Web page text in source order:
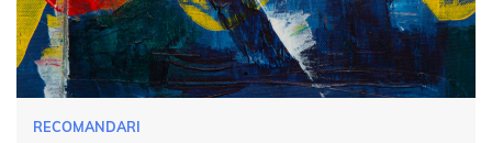
RECOMANDARI